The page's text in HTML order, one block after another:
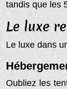
tandis que les
Le luxe
Le luxe dans
Oubliez les